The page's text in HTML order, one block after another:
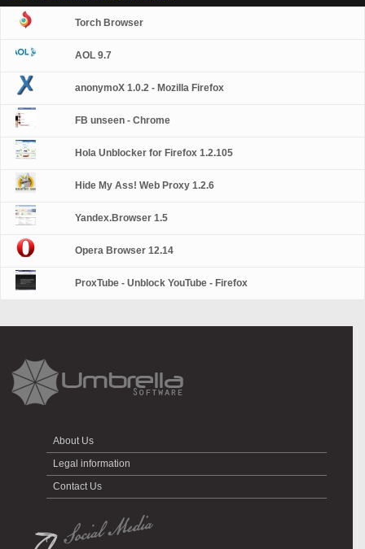
Torch Browser
AOL 9.7
anonymoX 1.0.2 - Mozilla Firefox
FB unseen - Chrome
Hola Unblocker for Firefox 1.2.105
Hide My Ass! Web Proxy 1.2.6
Yandex.Browser 1.5
Opera Browser 12.14
ProxTube - Unblock YouTube - Firefox
About Us
Legal information
Contact Us